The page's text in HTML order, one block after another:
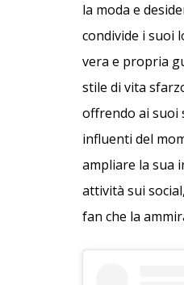
la moda e
condivide i suoi
vera e propria
stile di vita
offrendo ai suoi
influenti del
ampliare la sua
attività sui
fan che la